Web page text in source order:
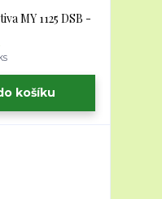
MY 1125 DSB -
košíku